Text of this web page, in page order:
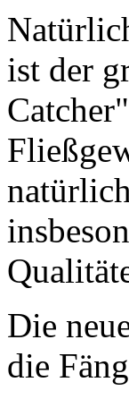
ist der
Die
die